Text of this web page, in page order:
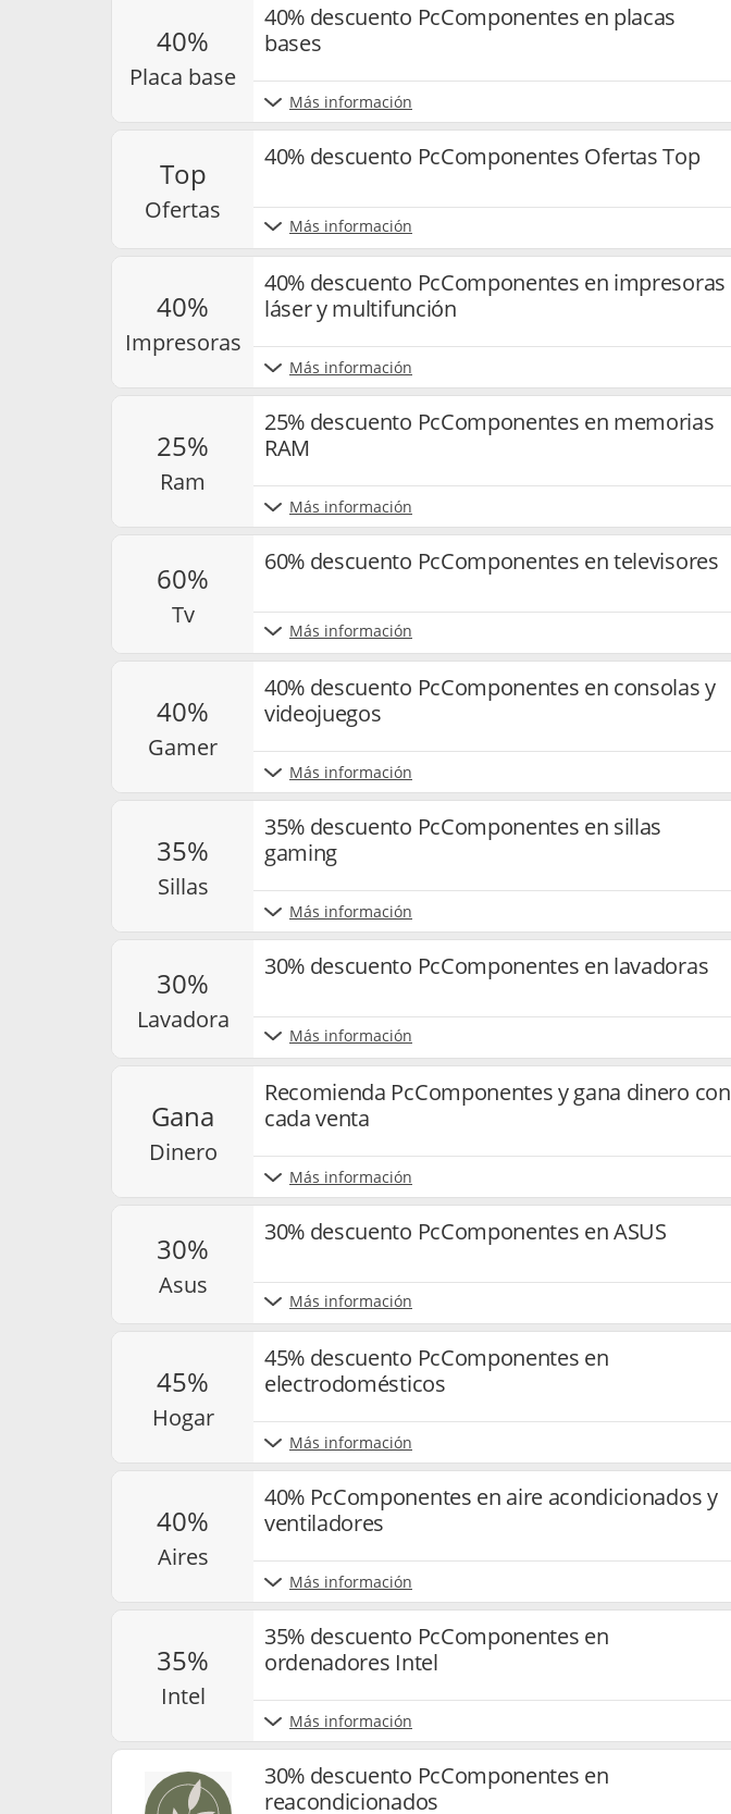
40%
placa base
40% descuento PcComponentes en placas
bases
Más información
top
ofertas
40% descuento PcComponentes Ofertas Top
Más información
40%
impresoras
40% descuento PcComponentes en impresoras
láser y multifunción
Más información
25%
ram
25% descuento PcComponentes en memorias
RAM
Más información
60%
tv
60% descuento PcComponentes en televisores
Más información
40%
gamer
40% descuento PcComponentes en consolas y
videojuegos
Más información
35%
sillas
35% descuento PcComponentes en sillas
gaming
Más información
30%
lavadora
30% descuento PcComponentes en lavadoras
Más información
gana
dinero
Recomienda PcComponentes y gana dinero con
cada venta
Más información
30%
asus
30% descuento PcComponentes en ASUS
Más información
45%
hogar
45% descuento PcComponentes en
electrodomésticos
Más información
40%
aires
40% PcComponentes en aire acondicionados y
ventiladores
Más información
35%
intel
35% descuento PcComponentes en
ordenadores Intel
Más información
30% descuento PcComponentes en
reacondicionados